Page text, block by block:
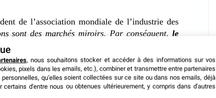
de l’association mondiale de l’industrie des
sont des marchés miroirs. Par conséquent,le
affecte également le secteur des expositions
UFI Global ». Le responsable a ensuite
également que les expositions ne sont pas
toujours forte et des opportunités de
».
, nous souhaitons stocker et accéder à des informations sur vos
pixels dans les emails, etc.), combiner et transmettre entre partenaires
personnelles, qu'elles soient collectées sur ce site ou dans nos emails, déjà
certains d'entre nous ou obtenues ultérieurement, y compris dans d'autres